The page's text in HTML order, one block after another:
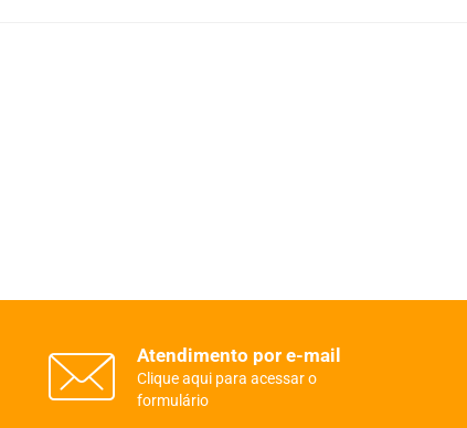
Atendimento por e-mail
Clique aqui para acessar o
formulário